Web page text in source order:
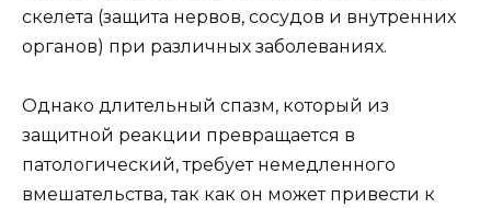
скелета (защита нервов, сосудов и внутренних
органов) при различных заболеваниях.
Однако длительный спазм, который из
защитной реакции превращается в
патологический, требует немедленного
вмешательства, так как он может привести к